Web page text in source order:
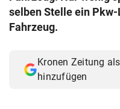
selben Stelle ein
Fahrzeug.
Kronen Zeitung
hinzufügen